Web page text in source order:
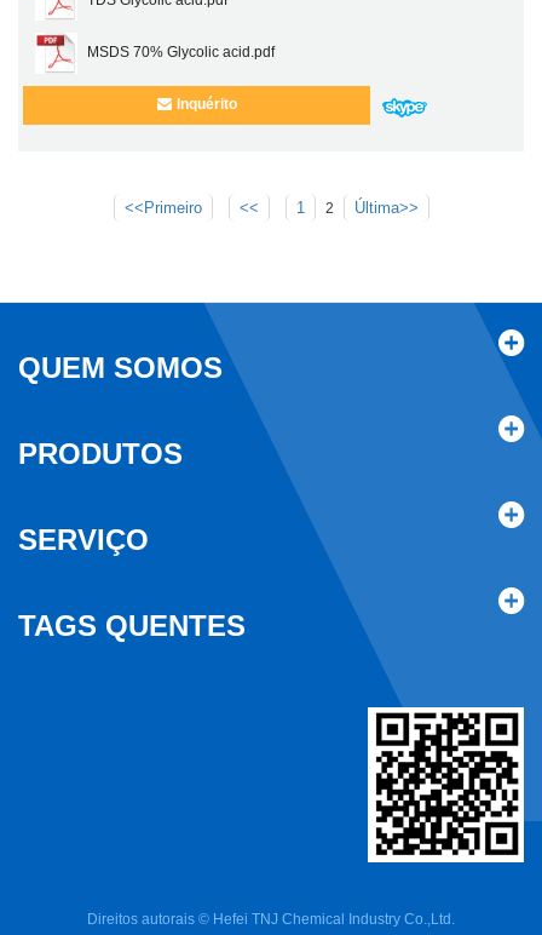
MSDS 70% Glycolic acid.pdf
Inquérito
<<Primeiro << 1 2 Última>>
QUEM SOMOS
PRODUTOS
SERVIÇO
TAGS QUENTES
Direitos autorais © Hefei TNJ Chemical Industry Co.,Ltd.